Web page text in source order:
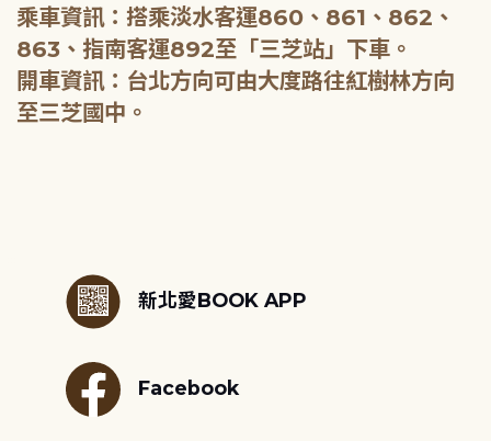
乘車資訊：搭乘淡水客運860、861、862、
863、指南客運892至「三芝站」下車。
開車資訊：台北方向可由大度路往紅樹林方向
至三芝國中。
新北愛BOOK APP
Facebook